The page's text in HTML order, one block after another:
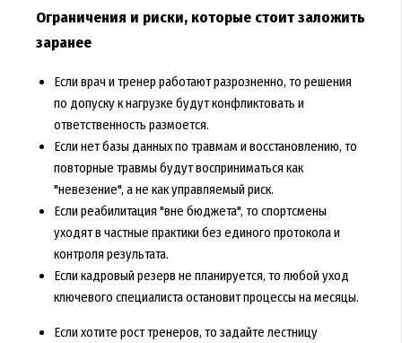
Ограничения и риски, которые стоит заложить
заранее
Если врач и тренер работают разрозненно, то решения
по допуску к нагрузке будут конфликтовать и
ответственность размоется.
Если нет базы данных по травмам и восстановлению, то
повторные травмы будут восприниматься как
"невезение", а не как управляемый риск.
Если реабилитация "вне бюджета", то спортсмены
уходят в частные практики без единого протокола и
контроля результата.
Если кадровый резерв не планируется, то любой уход
ключевого специалиста остановит процессы на месяцы.
Если хотите рост тренеров, то задайте лестницу